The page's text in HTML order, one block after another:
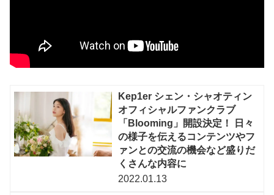
Kep1er シェン・シャオティン
オフィシャルファンクラブ
「Blooming」開設決定！ 日々
の様子を伝えるコンテンツやフ
ァンとの交流の機会など盛りだ
くさんな内容に
2022.01.13